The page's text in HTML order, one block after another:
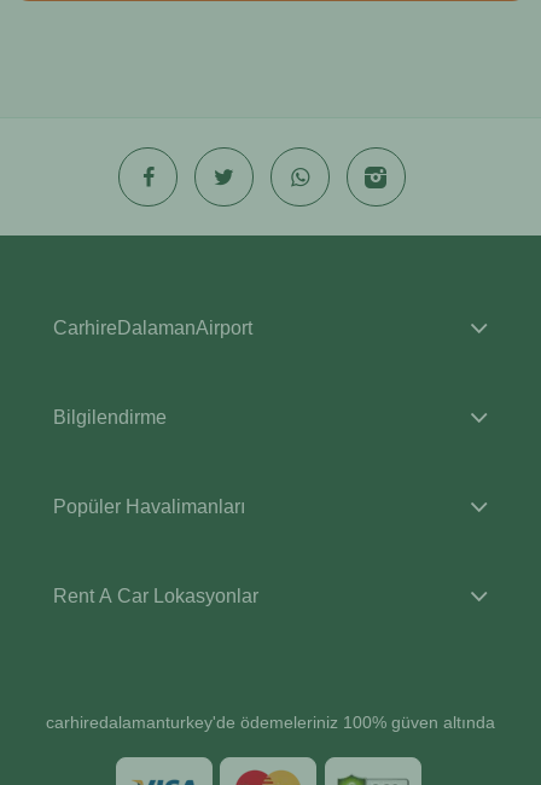
CarhireDalamanAirport
Bilgilendirme
Popüler Havalimanları
Rent A Car Lokasyonlar
carhiredalamanturkey'de ödemeleriniz 100% güven altında